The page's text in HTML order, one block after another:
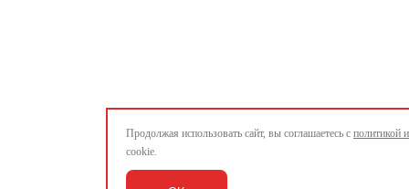
Продолжая использовать сайт, вы соглашаетесь с политикой
cookie.